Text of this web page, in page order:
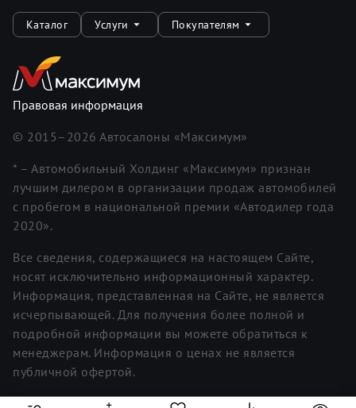
Каталог Услуги Покупателям
Правовая информация
© 2015– 2026 Автосалоны «Максимум»
* – Автомобильный Холдинг «Максимум» признан
лучшим дилером в организации продаж автомобилей
с пробегом в национальной премии «Автодилер года
2020».
Все сведения, содержащиеся на настоящем Сайте,
носят исключительно информационный характер.
Информация, представленная на Сайте, не является
исчерпывающей. Для получения более полной и
подробной информации вы можете обратиться к
менеджерам. Информация о ценах не является
публичной офертой.